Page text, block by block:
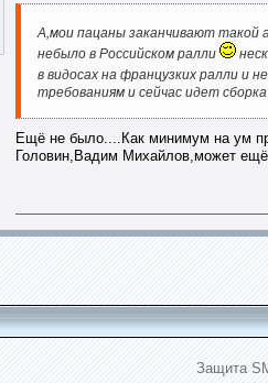
А,мои пацаны заканчивают такой
небыло в Российском ралли
в видосах на французких ралли и
требованиям и сейчас идет
Ещё не было....Как минимум на ум
Головин,Вадим Михайлов,может
Защита